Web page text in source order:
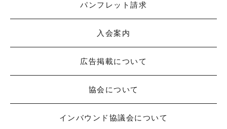
パンフレット請求
入会案内
広告掲載について
協会について
インバウンド協議会について